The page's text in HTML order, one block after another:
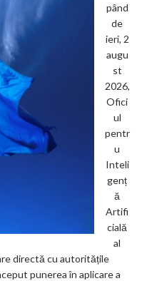
pând
de
ieri, 2
augu
st
2026,
Ofici
ul
pentr
u
Inteli
genț
ă
Artifi
cială
al
directă cu autoritățile
punerea în aplicare a